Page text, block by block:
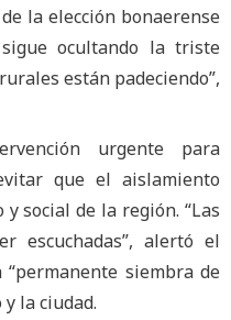
la elección bonaerense
ocultando la triste
están padeciendo”,
urgente para
que el aislamiento
social de la región. “Las
escuchadas”, alertó el
siembra de
la ciudad.